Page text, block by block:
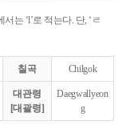
는 ‘l’로 적는다. 단, ‘ㄹ
칠곡 Chilgok
대관령
[대괄령]
Daegwallyeon
g